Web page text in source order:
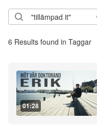
6 Results found in Taggar
01:28